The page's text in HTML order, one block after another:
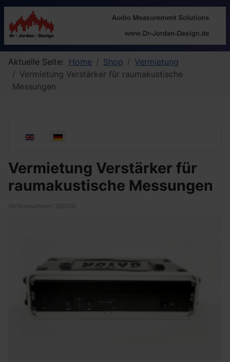
Aktuelle Seite: Home Shop
Vermietung
Vermietung Verstärker für raumakustische
Messungen
Sprache auswählen
Vermietung Verstärker für
raumakustische Messungen
(Artikelnummer: 20009 )